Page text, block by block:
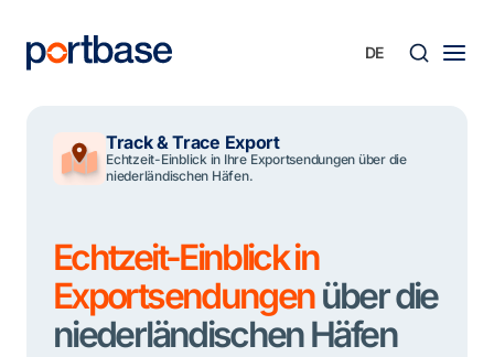
springen
Track & Trace Export
Echtzeit-Einblick in Ihre Exportsendungen über die
niederländischen Häfen.
Echtzeit-Einblick in
Exportsendungenüber die
niederländischen Häfen